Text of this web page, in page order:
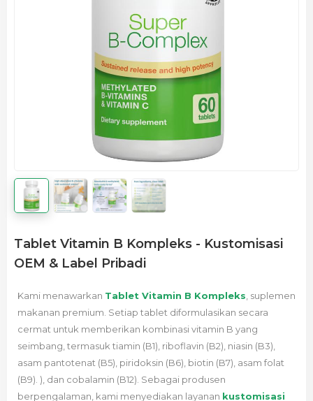
Tablet Vitamin B Kompleks - Kustomisasi
OEM & Label Pribadi
Kami menawarkan Tablet Vitamin B Kompleks , suplemen
makanan premium. Setiap tablet diformulasikan secara
cermat untuk memberikan kombinasi vitamin B yang
seimbang, termasuk tiamin (B1), riboflavin (B2), niasin (B3),
asam pantotenat (B5), piridoksin (B6), biotin (B7), asam folat
(B9). ), dan cobalamin (B12). Sebagai produsen
berpengalaman, kami menyediakan layanan kustomisasi